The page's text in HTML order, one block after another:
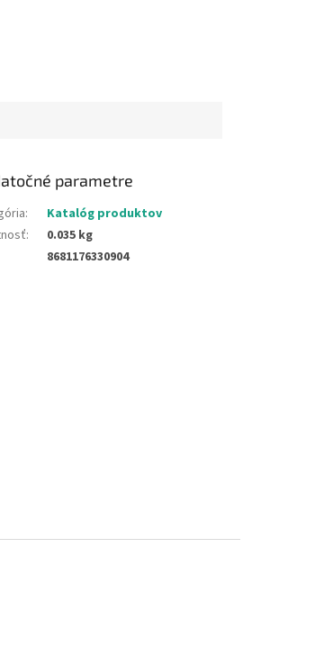
parametre
:
Katalóg produktov
:
0.035 kg
8681176330904